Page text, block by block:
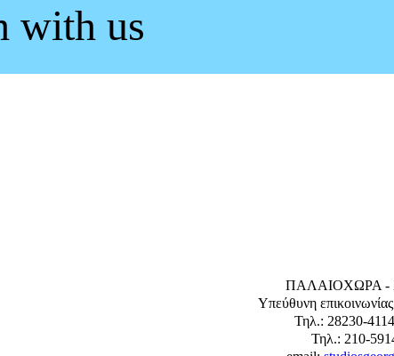
with us
ΠΑΛΑΙΟΧΩΡΑ -
Υπεύθυνη
Τηλ.: 28230-
Τηλ.: 210-